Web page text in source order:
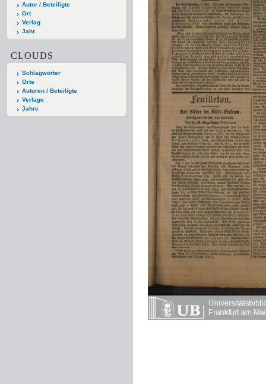
Autor / Beteiligte
Ort
Verlag
Jahr
CLOUDS
Schlagwörter
Orte
Autoren / Beteiligte
Verlage
Jahre